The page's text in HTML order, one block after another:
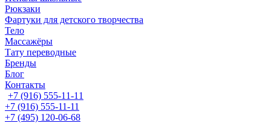
Рюкзаки
Фартуки для детского творчества
Тело
Массажёры
Тату переводные
Бренды
Блог
Контакты
+7 (916) 555-11-11
+7 (916) 555-11-11
+7 (495) 120-06-68